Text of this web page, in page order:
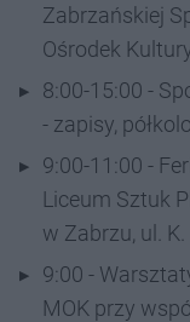
Zabrzańskiej
Ośrodek
8:00-15:00 -
- zapisy,
9:00-11:00 -
Liceum Sztuk
w Zabrzu, ul.
9:00 -
MOK przy